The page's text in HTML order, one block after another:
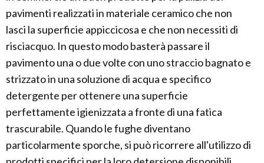
pavimenti realizzati in materiale ceramico che non
lasci la superficie appiccicosa e che non necessiti di
risciacquo. In questo modo basterà passare il
pavimento una o due volte con uno straccio bagnato e
strizzato in una soluzione di acqua e specifico
detergente per ottenere una superficie
perfettamente igienizzata a fronte di una fatica
trascurabile. Quando le fughe diventano
particolarmente sporche, si può ricorrere all'utilizzo di